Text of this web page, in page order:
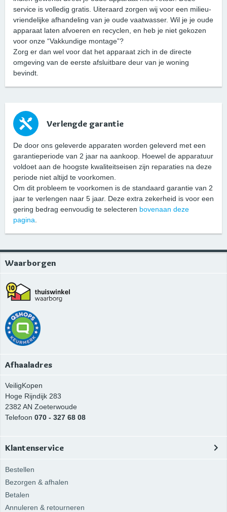
service is volledig gratis. Uiteraard zorgen wij voor een milieu-
vriendelijke afhandeling van je oude vaatwasser. Wil je je oude
apparaat laten afvoeren en recyclen, en heb je niet gekozen
voor onze “Vakkundige montage”?
Zorg er dan wel voor dat het apparaat zich in de directe
omgeving van de eerste afsluitbare deur van je woning
bevindt.
Verlengde garantie
De door ons geleverde apparaten worden geleverd met een
garantieperiode van 2 jaar na aankoop. Hoewel de apparatuur
voldoet aan de hoogste kwaliteitseisen zijn reparaties na deze
periode niet altijd te voorkomen.
Om dit probleem te voorkomen is de standaard garantie van 2
jaar te verlengen naar 5 jaar. Deze extra zekerheid is voor een
gering bedrag eenvoudig te selecteren bovenaan deze
pagina.
Waarborgen
Afhaaladres
VeiligKopen
Hoge Rijndijk 283
2382 AN Zoeterwoude
Telefoon 070 - 327 68 08
Klantenservice
Bestellen
Bezorgen & afhalen
Betalen
Annuleren & retourneren